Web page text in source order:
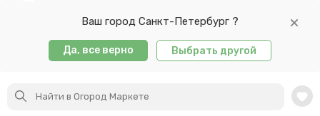
Ваш город Санкт-Петербург ?
Да, все верно Выбрать другой